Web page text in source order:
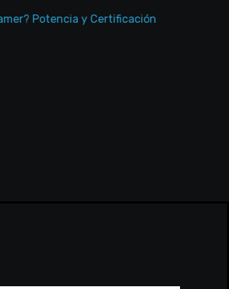
Potencia y Certificación Memorias